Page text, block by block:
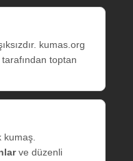
kumas.org
tarafından toptan
ve düzenli